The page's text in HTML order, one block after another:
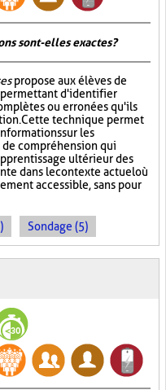
sont-elles exactes ?
propose aux élèves de
permettant d'identifier
ou erronées qu'ils
Cette technique permet
sur les
compréhension qui
ultérieur des
dans le contexte actuel où
accessible, sans pour
Sondage (5)